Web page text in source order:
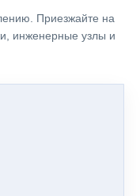
Приезжайте на
инженерные узлы и